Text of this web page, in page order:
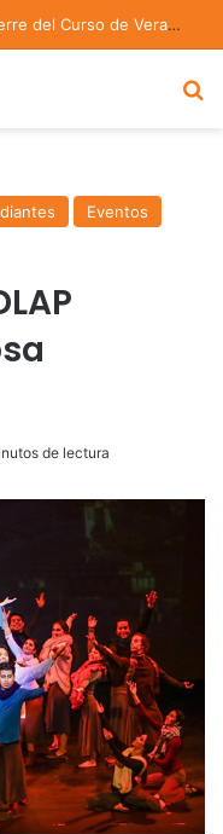
La convivencia familiar marca el cierre del Curso de Verano de Escuelas Aztecas
Eventos
de lectura